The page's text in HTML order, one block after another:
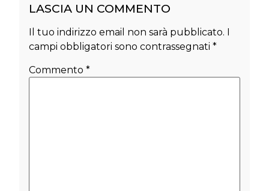
LASCIA UN COMMENTO
Il tuo indirizzo email non sarà pubblicato. I
campi obbligatori sono contrassegnati *
Commento *